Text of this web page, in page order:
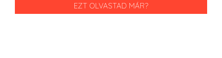
EZT OLVASTAD MÁR?